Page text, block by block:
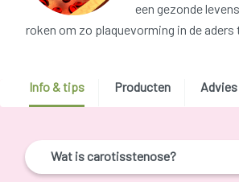
een gezonde
roken om zo plaquevorming in de aders
Info & tips Producten
Wat is carotisstenose?